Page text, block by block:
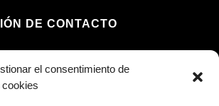
el consentimiento de
cookies
DE CONTACTO
Cuenca